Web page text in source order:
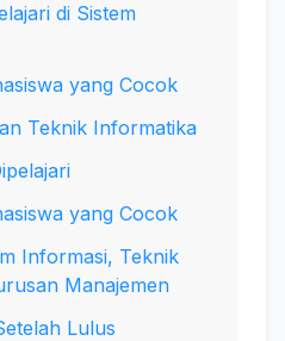
di Sistem
yang Cocok
Teknik Informatika
yang Cocok
Informasi, Teknik
Manajemen
Lulus